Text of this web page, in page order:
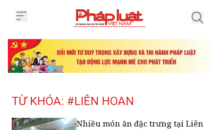
TỪ KHÓA: #LIÊN HOAN
Nhiều món ăn đặc trưng tại Liên